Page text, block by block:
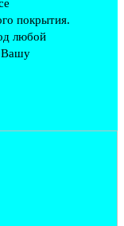
покрытия.
любой
Вашу